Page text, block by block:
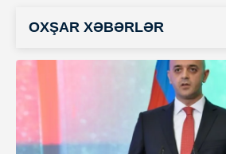
OXŞAR XƏBƏRLƏR